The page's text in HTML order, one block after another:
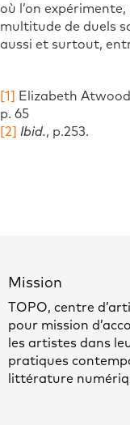
où l’on
multitude de duels
aussi et surtout,
[1] Elizabeth
p. 65
[2] Ibid., p.253.
Mission
TOPO, centre
pour mission
les artistes dans
pratiques
littérature